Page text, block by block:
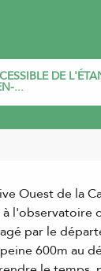
DE
...
Ouest de la
à l'observatoire
par le
600m au